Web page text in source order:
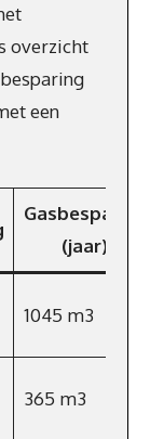
overzicht
een
Gasbesparing
(jaar)
1045 m3
365 m3